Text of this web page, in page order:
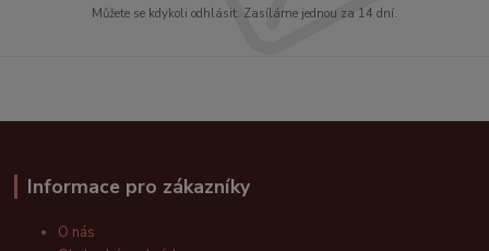
Můžete se kdykoli odhlásit. Zasíláme jednou za 14 dní.
Informace pro zákazníky
O nás